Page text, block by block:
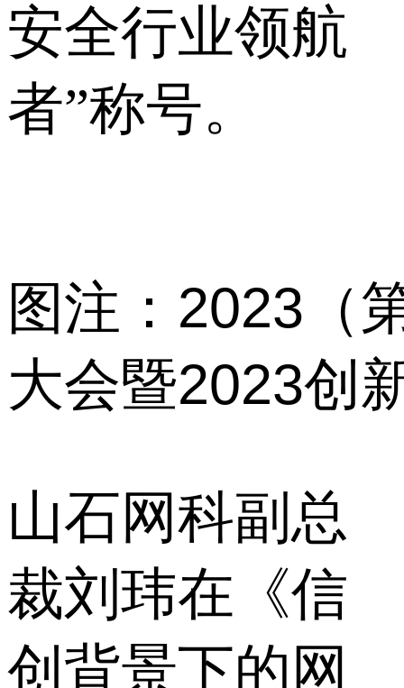
安全行业领航
者”称号。
图注：2023（
大会暨2023创
山石网科副总
裁刘玮在《信
创背景下的网